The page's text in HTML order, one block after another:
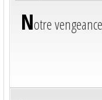
Notre